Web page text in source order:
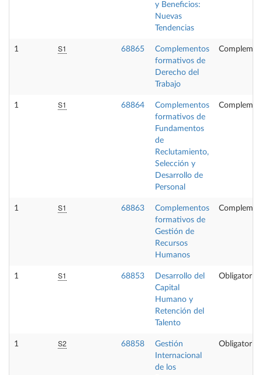
y Beneficios:
Nuevas
Tendencias
1 S1 68865
Complementos
formativos de
Derecho del
Trabajo
1 S1 68864
Complementos
formativos de
Fundamentos
de
Reclutamiento,
Selección y
Desarrollo de
Personal
1 S1 68863
Complementos
formativos de
Gestión de
Recursos
Humanos
1 S1 68853
Desarrollo del
Capital
Humano y
Retención del
Talento
Obligatoria
1 S2 68858
Gestión
Internacional
de los
Obligatoria